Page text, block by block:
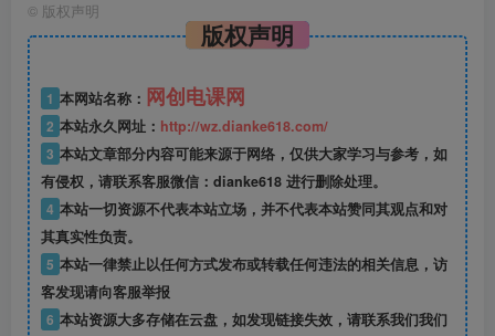
© 版权声明
版权声明
1 本网站名称： 网创电课网
2 本站永久网址： http://wz.dianke618.com/
3 本站文章部分内容可能来源于网络，仅供大家学习与参考，如
有侵权，请联系客服微信：dianke618 进行删除处理。
4 本站一切资源不代表本站立场，并不代表本站赞同其观点和对
其真实性负责。
5 本站一律禁止以任何方式发布或转载任何违法的相关信息，访
客发现请向客服举报
6 本站资源大多存储在云盘，如发现链接失效，请联系我们我们